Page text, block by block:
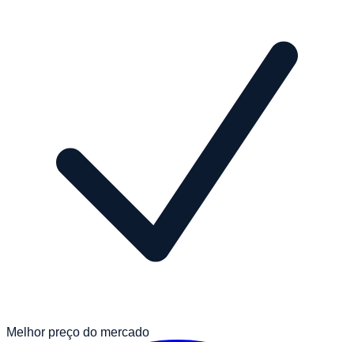
Melhor preço do mercado